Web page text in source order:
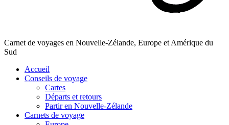
Carnet de voyages en Nouvelle-Zélande, Europe et Amérique du
Sud
Accueil
Conseils de voyage
Cartes
Départs et retours
Partir en Nouvelle-Zélande
Carnets de voyage